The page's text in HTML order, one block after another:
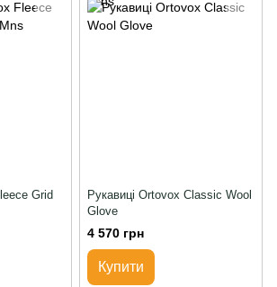
Grid
Рукавиці Ortovox Classic Wool
Glove
4 570 грн
Купити